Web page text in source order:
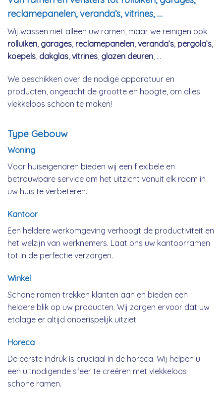
reclamepanelen, veranda’s, vitrines, …
Wij wassen niet alleen uw ramen, maar we reinigen ook
rolluiken garages reclamepanelen veranda’s pergola’s
koepels dakglas vitrines glazen deuren , …
We beschikken over de nodige apparatuur en
producten, ongeacht de grootte en hoogte, om alles
vlekkeloos schoon te maken!
Type Gebouw
Woning
Voor huiseigenaren bieden wij een flexibele en
betrouwbare service om het uitzicht vanuit elk raam in
uw huis te verbeteren.
Kantoor
Een heldere werkomgeving verhoogt de productiviteit en
het welzijn van werknemers. Laat ons uw kantoorramen
tot in de perfectie verzorgen.
Winkel
Schone ramen trekken klanten aan en bieden een
heldere blik op uw producten. Wij zorgen ervoor dat uw
etalage er altijd onberispelijk uitziet.
Horeca
De eerste indruk is cruciaal in de horeca. Wij helpen u
een uitnodigende sfeer te creëren met vlekkeloos
schone ramen.